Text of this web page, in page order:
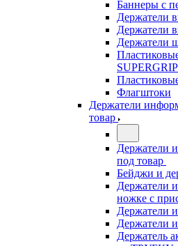
Баннеры с
Держатели
Держатели
Держатели
SUPERGRIP
Флагштоки
Держатели
товар
Держатели
под товар
Бейджи и
Держатели
ножке с
Держатели
Держатель